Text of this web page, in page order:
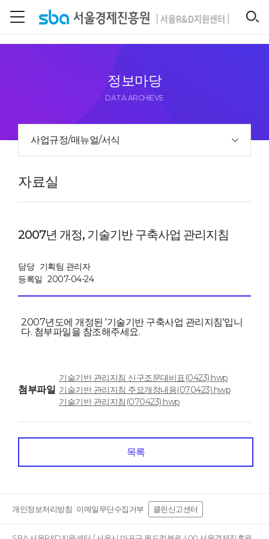
정보마당
DATA ARCHIEVE
사업규정/매뉴얼/서식
자료실
2007년 개정, 기술기반 구축사업 관리지침
담당 기획팀 관리자
등록일 2007-04-24
2007년도에 개정된 '기술기반 구축사업 관리지침'입니
다. 첨부파일을 참조해주세요.
첨부파일
기술기반 관리지침 신구조문대비표(0423).hwp
기술기반 관리지침 주요개정내용(070423).hwp
기술기반 관리지침(070423).hwp
목록
개인정보처리방침 이메일무단수집거부 클린신고센터